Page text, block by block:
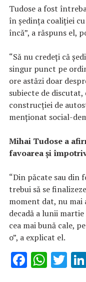
Tudose a fost
în şedinţa coaliţiei
încă”, a răspuns el,
“Să nu credeţi că
singur punct pe
ore astăzi doar
subiecte de
construcţiei de
menţionat social-
Mihai Tudose a
favoarea şi
“Din păcate sau din
trebui să se
moment dat, nu mai
decadă a lunii
cea mai bună cale,
o”, a explicat el.
F W T